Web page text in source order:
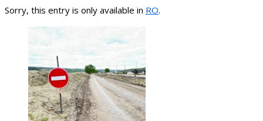
Sorry, this entry is only available in RO.